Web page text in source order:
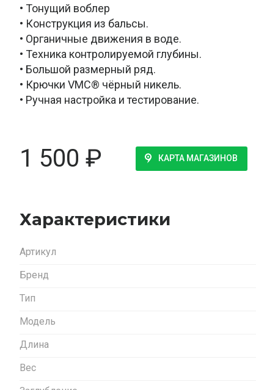
• Тонущий воблер
• Конструкция из бальсы.
• Органичные движения в воде.
• Техника контролируемой глубины.
• Большой размерный ряд.
• Крючки VMC® чёрный никель.
• Ручная настройка и тестирование.
1 500 ₽ КАРТА МАГАЗИНОВ
Характеристики
Артикул
Бренд
Тип
Модель
Длина
Вес